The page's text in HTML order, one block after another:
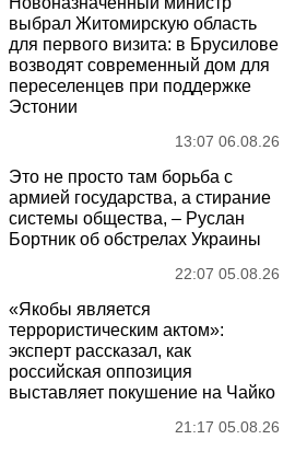
выбрал Житомирскую область
для первого визита: в Брусилове
возводят современный дом для
переселенцев при поддержке
Эстонии
13:07 06.08.26
Это не просто там борьба с
армией государства, а стирание
системы общества, – Руслан
Бортник об обстрелах Украины
22:07 05.08.26
«Якобы является
террористическим актом»:
эксперт рассказал, как
российская оппозиция
выставляет покушение на Чайко
21:17 05.08.26